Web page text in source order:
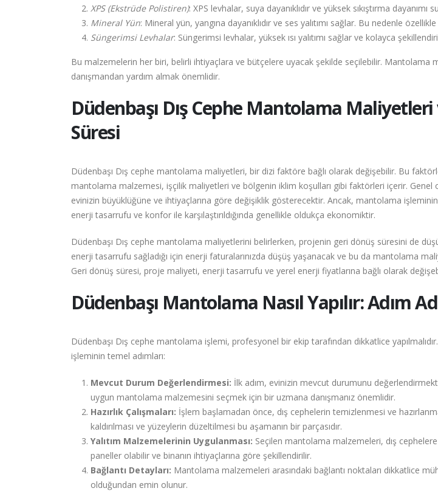
XPS (Ekstrüde Polistiren): XPS levhalar, suya dayanıklıdır ve yüksek sıkıştırma dayanımı
Mineral Yün: Mineral yün, yangına dayanıklıdır ve ses yalıtımı sağlar. Bu nedenle
Süngerimsi Levhalar: Süngerimsi levhalar, yüksek ısı yalıtımı sağlar ve kolayca
Bu malzemelerin her biri, belirli ihtiyaçlara ve bütçelere uyacak şekilde seçilebilir. Mantolama
danışmandan yardım almak önemlidir.
Düdenbaşı Dış Cephe Mantolama Maliyetleri
Süresi
Düdenbaşı Dış cephe mantolama maliyetleri, bir dizi faktöre bağlı olarak değişebilir. Bu
mantolama malzemesi, işçilik maliyetleri ve bölgenin iklim koşulları gibi faktörleri içerir.
evinizin büyüklüğüne ve ihtiyaçlarına göre değişiklik gösterecektir. Ancak, mantolama
enerji tasarrufu ve konfor ile karşılaştırıldığında genellikle oldukça ekonomiktir.
Düdenbaşı Dış cephe mantolama maliyetlerini belirlerken, projenin geri dönüş süresini de
enerji tasarrufu sağladığı için enerji faturalarınızda düşüş yaşanacak ve bu da mantolama
Geri dönüş süresi, proje maliyeti, enerji tasarrufu ve yerel enerji fiyatlarına bağlı olarak
Düdenbaşı Mantolama Nasıl Yapılır: Adım
Düdenbaşı Dış cephe mantolama işlemi, profesyonel bir ekip tarafından dikkatlice
işleminin temel adımları:
Mevcut Durum Değerlendirmesi: İlk adım, evinizin mevcut durumunu
uygun mantolama malzemesini seçmek için bir uzmana danışmanız önemlidir.
Hazırlık Çalışmaları: İşlem başlamadan önce, dış cephelerin temizlenmesi ve
kaldırılması ve yüzeylerin düzeltilmesi bu aşamanın bir parçasıdır.
Yalıtım Malzemelerinin Uygulanması: Seçilen mantolama malzemeleri, dış
paneller olabilir ve binanın ihtiyaçlarına göre şekillendirilir.
Bağlantı Detayları: Mantolama malzemeleri arasındaki bağlantı noktaları dikkatlice
olduğundan emin olunur.